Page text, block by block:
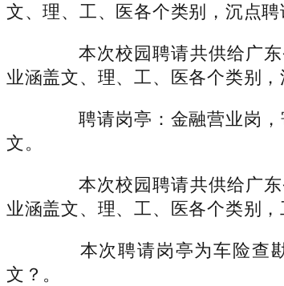
文、理、工、医各个类别，沉点
本次校园聘请共供给广东
业涵盖文、理、工、医各个类别
聘请岗亭：金融营业岗，
文。
本次校园聘请共供给广东
业涵盖文、理、工、医各个类别
本次聘请岗亭为车险查勘
文？。